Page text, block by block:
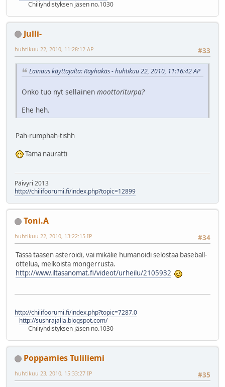
Chiliyhdistyksen jäsen no.1030
Julli-
#33
huhtikuu 22, 2010, 11:28:12 AP
Lainaus käyttäjältä: Räyhäkäs - huhtikuu 22, 2010, 11:16:42 AP
Onko tuo nyt sellainen moottoriturpa?
Ehe heh.
Pah-rumphah-tishh
Tämä nauratti
Päivyri 2013
http://chilifoorumi.fi/index.php?topic=12899
Toni.A
#34
huhtikuu 22, 2010, 13:22:15 IP
Tässä taasen asteroidi, vai mikälie humanoidi selostaa baseball-
ottelua, melkoista mongerrusta.
http://www.iltasanomat.fi/videot/urheilu/2105932
http://chilifoorumi.fi/index.php?topic=7287.0
http://sushrajalla.blogspot.com/
Chiliyhdistyksen jäsen no.1030
Poppamies Tuliliemi
#35
huhtikuu 23, 2010, 15:33:27 IP